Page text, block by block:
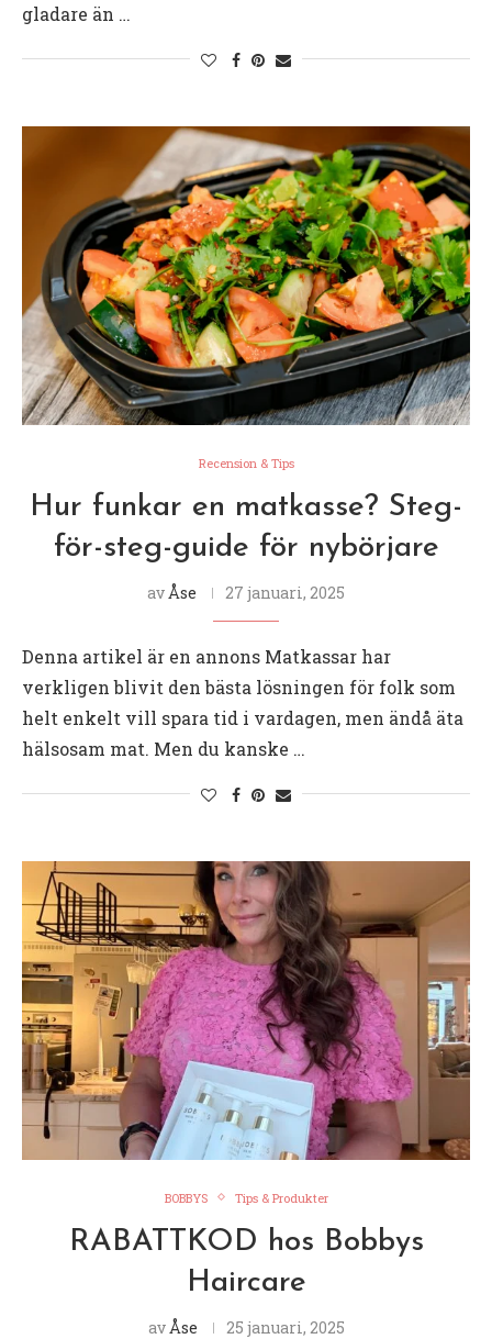
gladare än …
Recension & Tips
Hur funkar en matkasse? Steg-
för-steg-guide för nybörjare
av Åse 27 januari, 2025
Denna artikel är en annons Matkassar har
verkligen blivit den bästa lösningen för folk som
helt enkelt vill spara tid i vardagen, men ändå äta
hälsosam mat. Men du kanske …
BOBBYS Tips & Produkter
RABATTKOD hos Bobbys
Haircare
av Åse 25 januari, 2025